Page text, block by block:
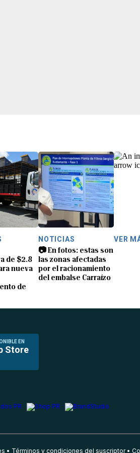
de $2.8
nueva
de
NOTICIAS
📷 En fotos: estas son
las zonas afectadas
por el racionamiento
del embalse Carraízo
VER
EN
Store
Términos y condiciones del suscriptor